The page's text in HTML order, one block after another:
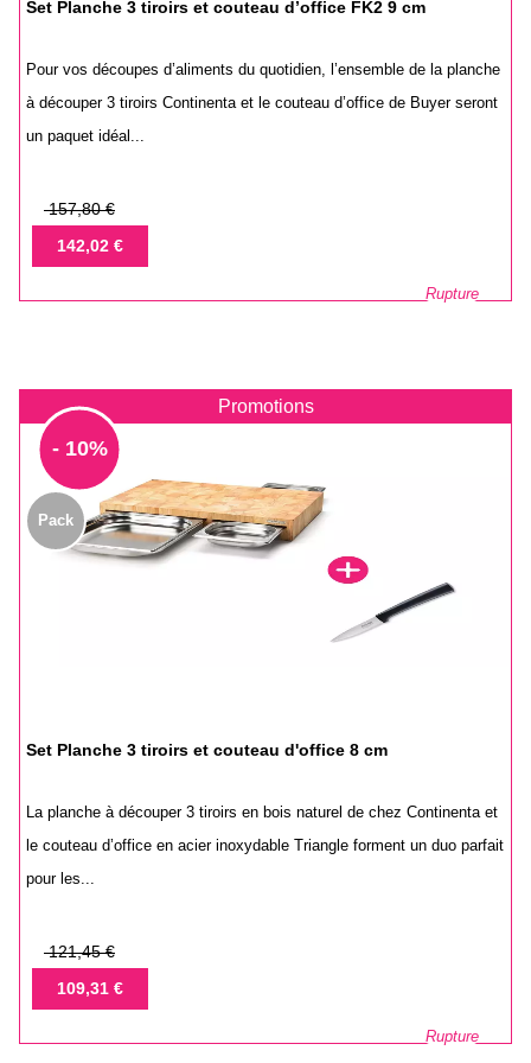
Set Planche 3 tiroirs et couteau d’office FK2 9 cm
Pour vos découpes d’aliments du quotidien, l’ensemble de la planche
à découper 3 tiroirs Continenta et le couteau d’office de Buyer seront
un paquet idéal...
Prix
base
157,80 €
Prix142,02 €
Rupture
Promotions
- 10%
Set Planche 3 tiroirs et couteau d'office 8 cm
La planche à découper 3 tiroirs en bois naturel de chez Continenta et
le couteau d’office en acier inoxydable Triangle forment un duo parfait
pour les...
Prix
base
121,45 €
Prix109,31 €
Pack
Rupture